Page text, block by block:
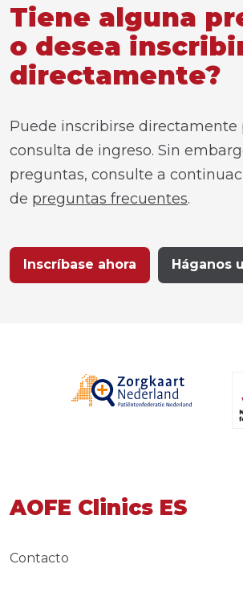
Tiene alguna
o desea
directamente?
Puede inscribirse directamente
consulta de ingreso. Sin
preguntas, consulte a
de preguntas frecuentes.
Inscríbase ahora Háganos
AOFE Clinics ES
Contacto